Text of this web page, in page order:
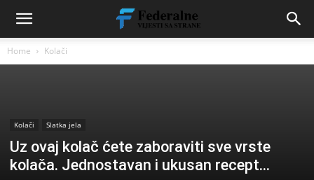
Home Kolači
Kolači Slatka jela
Uz ovaj kolač ćete zaboraviti sve vrste
kolača. Jednostavan i ukusan recept…